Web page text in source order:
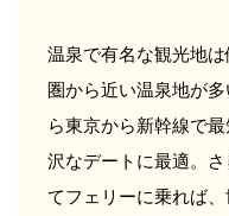
温泉で有名な観光地
圏から近い温泉地が
ら東京から新幹線で
沢なデートに最適。
てフェリーに乗れば